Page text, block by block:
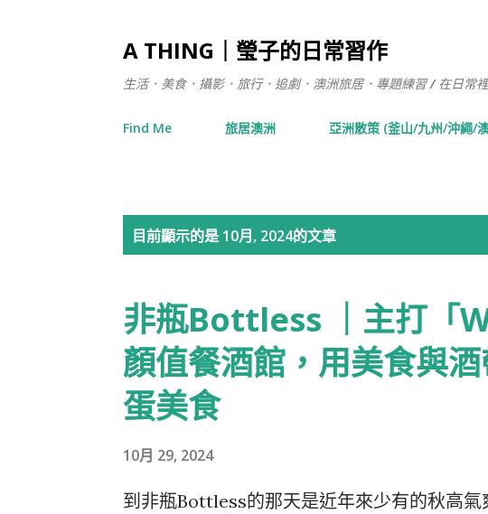
A THING｜瑩子的日常習作
生活．美食．攝影．旅行．追劇．澳洲旅居．專題練習 / 在日常
Find Me 旅居澳洲 亞洲散策 (釜山/九州/沖繩/
目前顯示的是 10月, 2024的文章
非瓶Bottless ｜主打「
顏值餐酒館，用美食與
蛋美食
10月 29, 2024
到非瓶Bottless的那天是近年來少有的秋高